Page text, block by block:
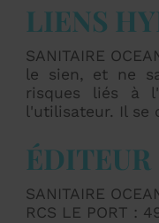
LIENS
SANITAIRE
le sien, et ne
risques liés à
l'utilisateur. Il se
ÉDITEUR
SANITAIRE
RCS LE PORT :